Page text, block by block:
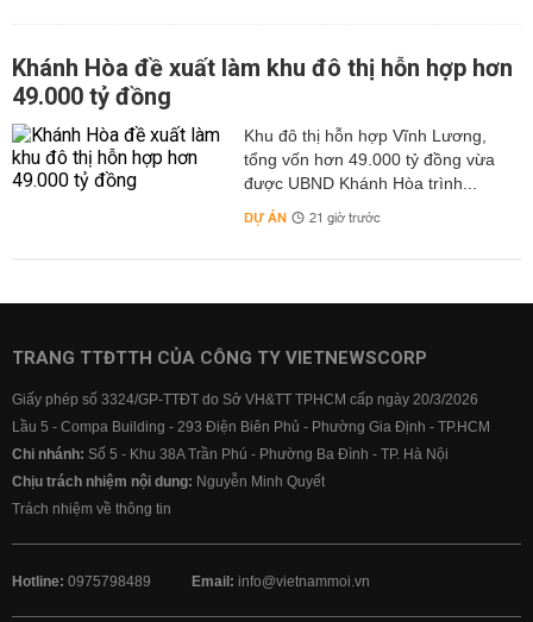
Khánh Hòa đề xuất làm khu đô thị hỗn hợp hơn
49.000 tỷ đồng
Khu đô thị hỗn hợp Vĩnh Lương,
tổng vốn hơn 49.000 tỷ đồng vừa
được UBND Khánh Hòa trình...
DỰ ÁN 21 giờ trước
TRANG TTĐTTH CỦA CÔNG TY VIETNEWSCORP
Giấy phép số 3324/GP-TTĐT do Sở VH&TT TPHCM cấp ngày 20/3/2026
Lầu 5 - Compa Building - 293 Điện Biên Phủ - Phường Gia Định - TP.HCM
Chi nhánh: Số 5 - Khu 38A Trần Phú - Phường Ba Đình - TP. Hà Nội
Chịu trách nhiệm nội dung: Nguyễn Minh Quyết
Trách nhiệm về thông tin
Hotline: 0975798489 Email: info@vietnammoi.vn